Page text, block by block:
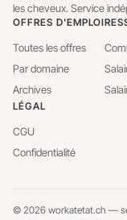
les cheveux. Service
OFFRES D'EMPLOI
Toutes les offres
Par domaine
Archives
LÉGAL
CGU
Confidentialité
© 2026 workatetat.ch —